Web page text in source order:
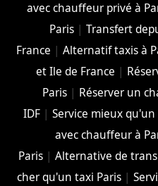
avec chauffeur privé à
Paris| Transfert
France |Alternatif taxis à
et Ile de France |
Paris | Réserver un
IDF |Service mieux
avec chauffeur à
Paris |Alternative de
cher qu'un taxi Paris|